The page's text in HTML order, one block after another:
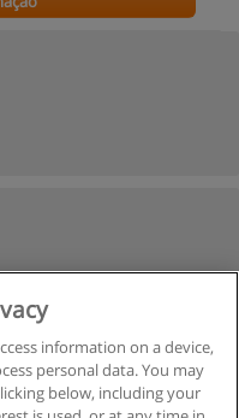
information on a device,
personal data. You may
below, including your